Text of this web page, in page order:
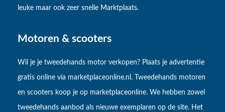
leuke maar ook zeer snelle Marktplaats.
Motoren & scooters
Wil je je tweedehands motor verkopen? Plaats je advertentie
gratis online via marketplaceonline.nl. Tweedehands motoren
en scooters koop je op marketplaceonline. We hebben zowel
tweedehands aanbod als nieuwe exemplaren op de site. Het